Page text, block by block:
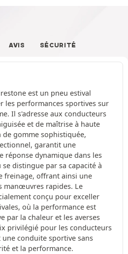
AVIS SÉCURITÉ
est un pneu estival
les performances sportives sur
Il s'adresse aux conducteurs
et de maîtrise à haute
de gomme sophistiquée,
garantit une
réponse dynamique dans les
se distingue par sa capacité à
freinage, offrant ainsi une
manœuvres rapides. Le
conçu pour exceller
où la performance est
par la chaleur et les averses
privilégié pour les conducteurs
conduite sportive sans
et la performance.